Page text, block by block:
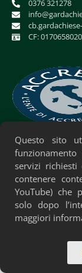
0376 321278
CF:
Privacy
Questo sito
servizi richiesti
contenere
YouTube) che
solo dopo
maggiori